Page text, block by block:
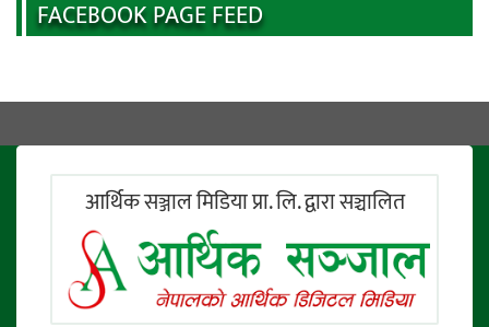
FACEBOOK PAGE FEED
आर्थिक सञ्जाल मिडिया प्रा. लि. द्वारा सञ्चालित